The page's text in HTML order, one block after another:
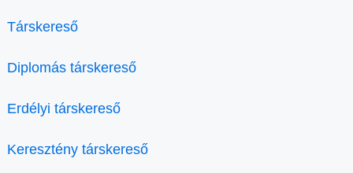
Társkereső
Diplomás társkereső
Erdélyi társkereső
Keresztény társkereső